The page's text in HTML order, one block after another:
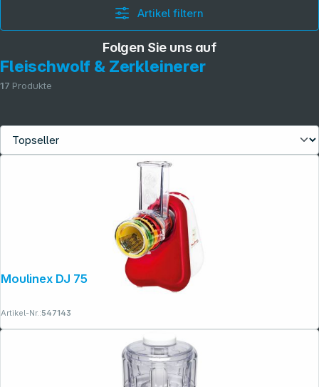
Artikel filtern
Fleischwolf & Zerkleinerer
17 Produkte
Moulinex DJ 756 G Fresh Express Plus
Artikel-Nr.:547143
Folgen Sie uns auf